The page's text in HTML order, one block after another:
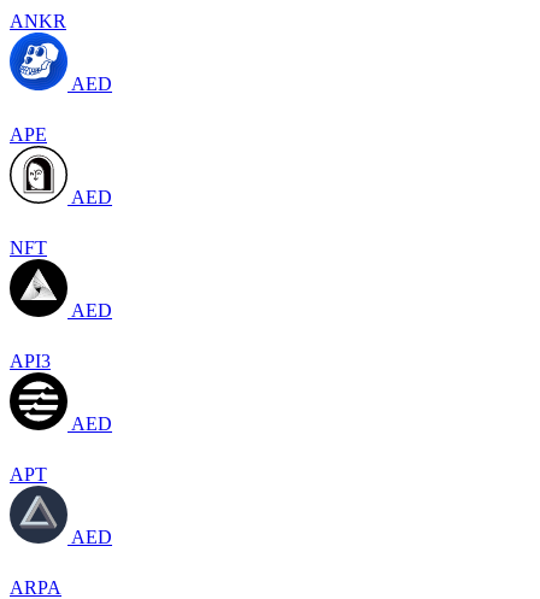
ANKR
AED
APE
AED
NFT
AED
API3
AED
APT
AED
ARPA